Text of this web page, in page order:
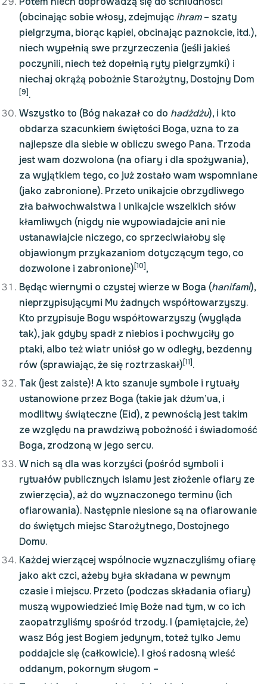
(obcinając sobie włosy, zdejmując ihram– szaty
pielgrzyma, biorąc kąpiel, obcinając paznokcie, itd.),
niech wypełnią swe przyrzeczenia (jeśli jakieś
poczynili, niech też dopełnią ryty pielgrzymki) i
niechaj okrążą pobożnie Starożytny, Dostojny Dom
[9].
Wszystko to (Bóg nakazał co do hadżdżu), i kto
obdarza szacunkiem świętości Boga, uzna to za
najlepsze dla siebie w obliczu swego Pana. Trzoda
jest wam dozwolona (na ofiary i dla spożywania),
za wyjątkiem tego, co już zostało wam wspomniane
(jako zabronione). Przeto unikajcie obrzydliwego
zła bałwochwalstwa i unikajcie wszelkich słów
kłamliwych (nigdy nie wypowiadajcie ani nie
ustanawiajcie niczego, co sprzeciwiałoby się
objawionym przykazaniom dotyczącym tego, co
dozwolone i zabronione)[10],
Będąc wiernymi o czystej wierze w Boga (hanifami),
nieprzypisującymi Mu żadnych współtowarzyszy.
Kto przypisuje Bogu współtowarzyszy (wygląda
tak), jak gdyby spadł z niebios i pochwyciły go
ptaki, albo też wiatr uniósł go w odległy, bezdenny
rów (sprawiając, że się roztrzaskał)[11].
Tak (jest zaiste)! A kto szanuje symbole i rytuały
ustanowione przez Boga (takie jak dżum’ua, i
modlitwy świąteczne (Eid), z pewnością jest takim
ze względu na prawdziwą pobożność i świadomość
Boga, zrodzoną w jego sercu.
W nich są dla was korzyści (pośród symboli i
rytuałów publicznych islamu jest złożenie ofiary ze
zwierzęcia), aż do wyznaczonego terminu (ich
ofiarowania). Następnie niesione są na ofiarowanie
do świętych miejsc Starożytnego, Dostojnego
Domu.
Każdej wierzącej wspólnocie wyznaczyliśmy ofiarę
jako akt czci, ażeby była składana w pewnym
czasie i miejscu. Przeto (podczas składania ofiary)
muszą wypowiedzieć Imię Boże nad tym, w co ich
zaopatrzyliśmy spośród trzody. I (pamiętajcie, że)
wasz Bóg jest Bogiem jedynym, toteż tylko Jemu
poddajcie się (całkowicie). I głoś radosną wieść
oddanym, pokornym sługom –